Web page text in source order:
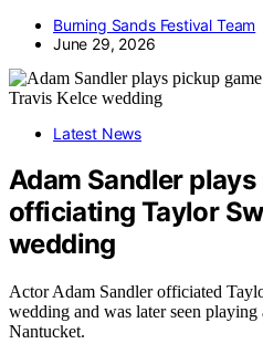
Burning Sands Festival Team
June 29, 2026
Latest News
Adam Sandler
officiating Taylor
wedding
Actor Adam Sandler officiated
wedding and was later seen
Nantucket.